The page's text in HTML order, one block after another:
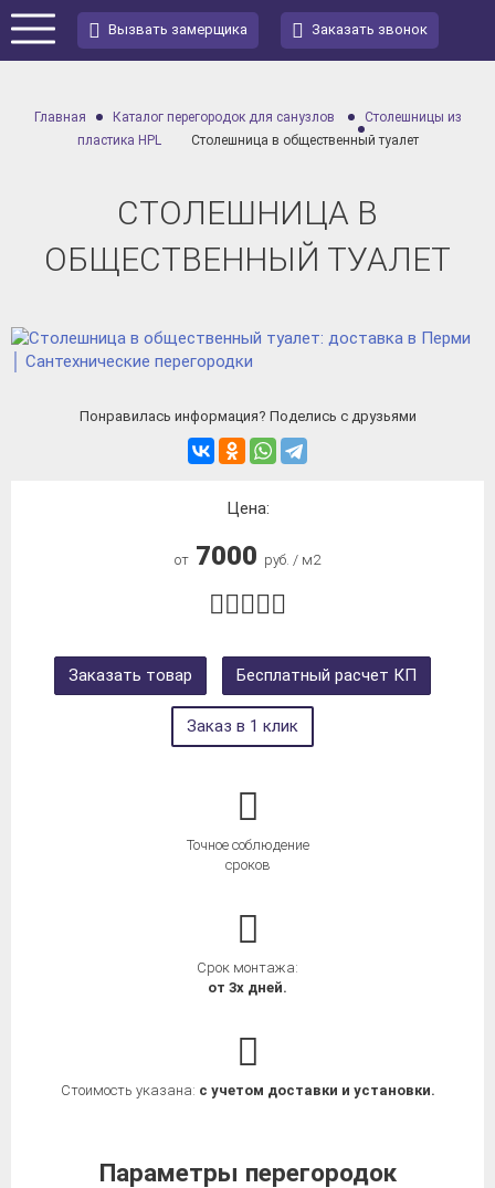
Вызвать замерщика Заказать звонок
Главная Каталог перегородок для санузлов
Столешницы из
пластика HPL
Столешница в общественный туалет
СТОЛЕШНИЦА В
ОБЩЕСТВЕННЫЙ ТУАЛЕТ
Понравилась информация? Поделись с друзьями
Цена:
от 7000 руб. / м2
Заказать товар Бесплатный расчет КП
Заказ в 1 клик
Точное соблюдение
сроков
Срок монтажа:
от 3х дней.
Стоимость указана: с учетом доставки и установки.
Параметры перегородок